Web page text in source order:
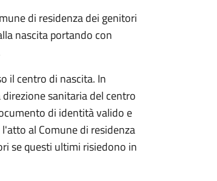
di residenza dei genitori
nascita portando con
il centro di nascita. In
sanitaria del centro
di identità valido e
al Comune di residenza
se questi ultimi risiedono in